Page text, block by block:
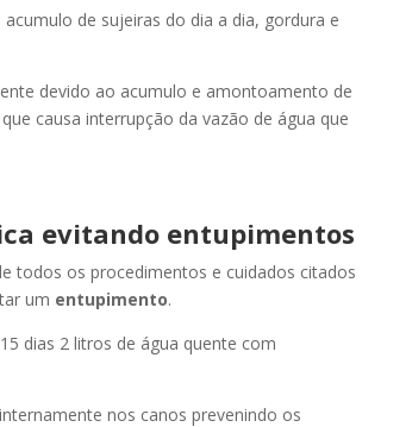
de sujeiras do dia a dia, gordura e
devido ao acumulo e amontoamento de
causa interrupção da vazão de água que
evitando entupimentos
todos os procedimentos e cuidados citados
um entupimento.
dias 2 litros de água quente com
nos canos prevenindo os